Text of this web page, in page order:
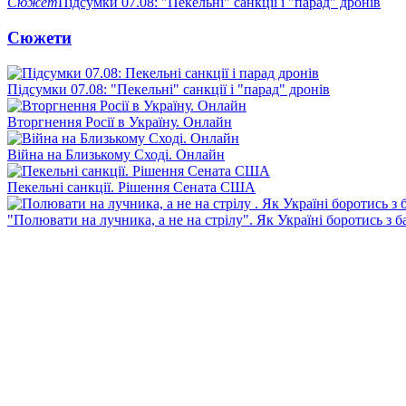
Сюжети
Підсумки 07.08: "Пекельні" санкції і "парад" дронів
Вторгнення Росії в Україну. Онлайн
Війна на Близькому Сході. Онлайн
Пекельні санкції. Рішення Сената США
"Полювати на лучника, а не на стрілу". Як Україні боротись з